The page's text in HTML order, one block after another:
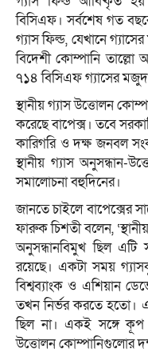
বিসিএফ। সর্বশেষ গত
গ্যাস ফিল্ড, যেখানে
বিদেশী কোম্পানি তাল্লো
৭১৪ বিসিএফ গ্যাসের মজুদ
স্থানীয় গ্যাস উত্তোলন
করেছে বাপেক্স। তবে
কারিগরি ও দক্ষ জনবল
স্থানীয় গ্যাস অনুসন্ধান-
সমালোচনা বহুদিনের।
জানতে চাইলে বাপেক্সের
ফারুক চিশতী বলেন,
অনুসন্ধানবিমুখ ছিল
রয়েছে। একটা সময়
বিশ্বব্যাংক ও এশিয়ান
তখন নির্ভর করতে হতো।
ছিল না। একই সঙ্গে কূপ
উত্তোলন কোম্পানিগুলোর